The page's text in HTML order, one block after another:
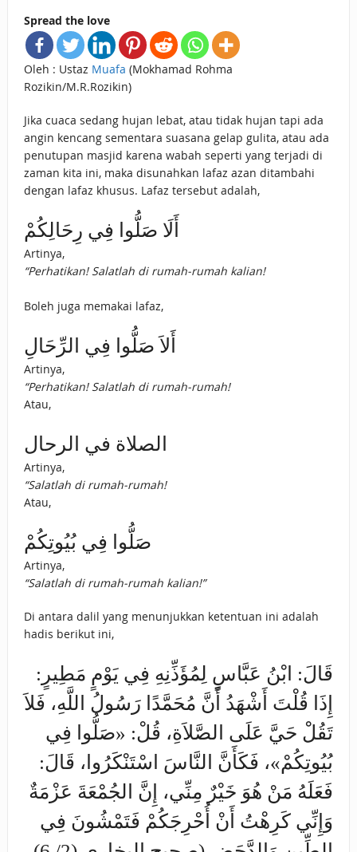
Spread the love
Oleh : Ustaz Muafa (Mokhamad Rohma
Rozikin/M.R.Rozikin)
Jika cuaca sedang hujan lebat, atau tidak hujan tapi ada
angin kencang sementara suasana gelap gulita, atau ada
penutupan masjid karena wabah seperti yang terjadi di
zaman kita ini, maka disunahkan lafaz azan ditambahi
dengan lafaz khusus. Lafaz tersebut adalah,
أَلَا صَلُّوا فِي رِحَالِكُمْ
Artinya,
“Perhatikan! Salatlah di rumah-rumah kalian!
Boleh juga memakai lafaz,
أَلاَ صَلُّوا فِي الرِّحَالِ
Artinya,
“Perhatikan! Salatlah di rumah-rumah!
Atau,
الصلاة في الرحال
Artinya,
“Salatlah di rumah-rumah!
Atau,
صَلُّوا فِي بُيُوتِكُمْ
Artinya,
“Salatlah di rumah-rumah kalian!”
Di antara dalil yang menunjukkan ketentuan ini adalah
hadis berikut ini,
قَالَ: ابْنُ عَبَّاسٍ لِمُؤَذِّنِهِ فِي يَوْمٍ مَطِيرٍ:
إِذَا قُلْتَ أَشْهَدُ أَنَّ مُحَمَّدًا رَسُولُ اللَّهِ، فَلاَ
تَقُلْ حَيَّ عَلَى الصَّلاَةِ، قُلْ: «صَلُّوا فِي
بُيُوتِكُمْ»، فَكَأَنَّ النَّاسَ اسْتَنْكَرُوا، قَالَ:
فَعَلَهُ مَنْ هُوَ خَيْرٌ مِنِّي، إِنَّ الجُمْعَةَ عَزْمَةٌ
وَإِنِّي كَرِهْتُ أَنْ أُحْرِجَكُمْ فَتَمْشُونَ فِي